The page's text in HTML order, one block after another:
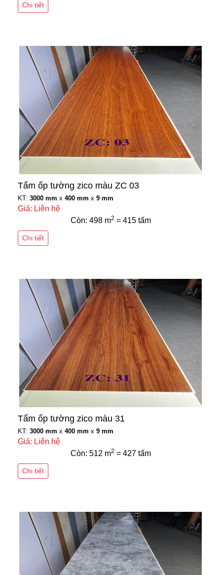
Chi tiết
Tấm ốp tường zico màu ZC 03
KT: 3000 mm x 400 mm x 9 mm
Giá: Liên hệ
Còn: 498 m2 = 415 tấm
Chi tiết
Tấm ốp tường zico màu 31
KT: 3000 mm x 400 mm x 9 mm
Giá: Liên hệ
Còn: 512 m2 = 427 tấm
Chi tiết